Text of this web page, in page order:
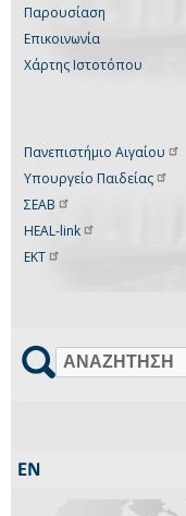
Παρουσίαση
Επικοινωνία
Χάρτης Ιστοτόπου
Πανεπιστήμιο Αιγαίου
Υπουργείο Παιδείας
ΣΕΑΒ
HEAL-link
ΕΚΤ
Αναζήτηση